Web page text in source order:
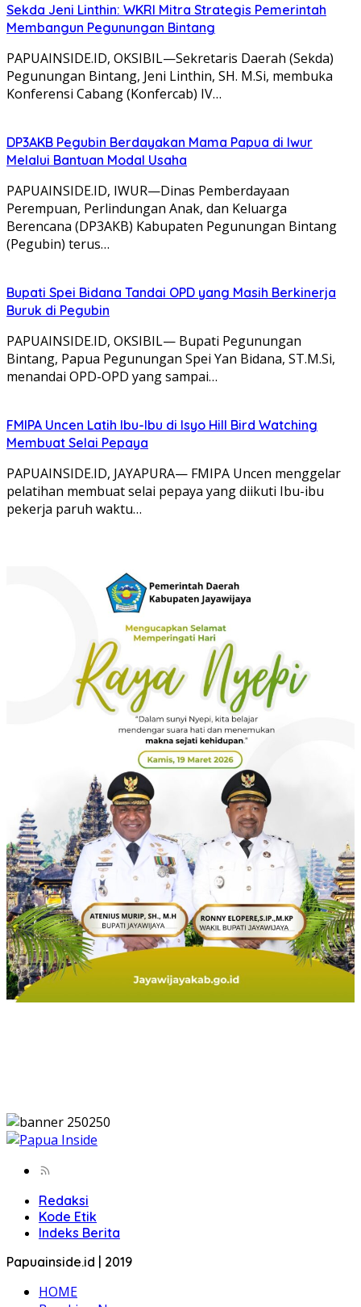
Sekda Jeni Linthin: WKRI Mitra Strategis Pemerintah
Membangun Pegunungan Bintang
PAPUAINSIDE.ID, OKSIBIL—Sekretaris Daerah (Sekda)
Pegunungan Bintang, Jeni Linthin, SH. M.Si, membuka
Konferensi Cabang (Konfercab) IV…
DP3AKB Pegubin Berdayakan Mama Papua di Iwur
Melalui Bantuan Modal Usaha
PAPUAINSIDE.ID, IWUR—Dinas Pemberdayaan
Perempuan, Perlindungan Anak, dan Keluarga
Berencana (DP3AKB) Kabupaten Pegunungan Bintang
(Pegubin) terus…
Bupati Spei Bidana Tandai OPD yang Masih Berkinerja
Buruk di Pegubin
PAPUAINSIDE.ID, OKSIBIL— Bupati Pegunungan
Bintang, Papua Pegunungan Spei Yan Bidana, ST.M.Si,
menandai OPD-OPD yang sampai…
FMIPA Uncen Latih Ibu-Ibu di Isyo Hill Bird Watching
Membuat Selai Pepaya
PAPUAINSIDE.ID, JAYAPURA— FMIPA Uncen menggelar
pelatihan membuat selai pepaya yang diikuti Ibu-ibu
pekerja paruh waktu…
Redaksi
Kode Etik
Indeks Berita
Papuainside.id | 2019
HOME